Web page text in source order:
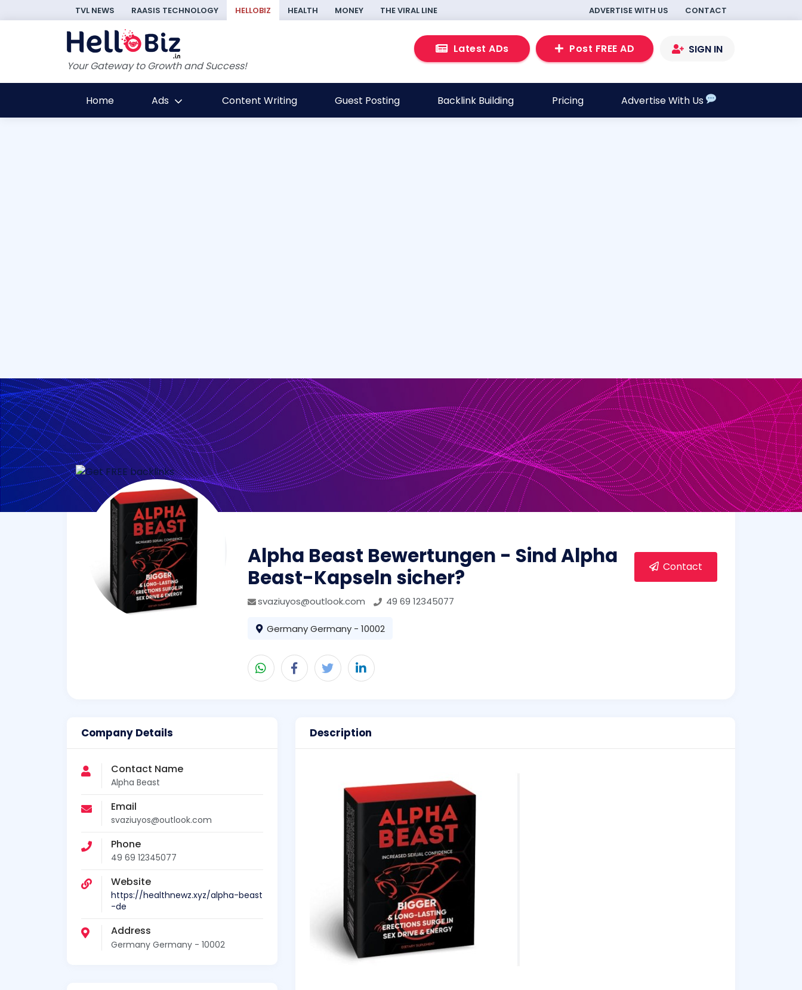
TVL NEWS RAASIS TECHNOLOGY HELLOBIZ HEALTH MONEY THE VIRAL LINE ADVERTISE WITH US CONTACT
Your Gateway to Growth and Success!
Latest ADs Post FREE AD SIGN IN
Home Ads Content Writing Guest Posting Backlink Building Pricing Advertise With Us
Alpha Beast Bewertungen - Sind Alpha
Beast-Kapseln sicher?
svaziuyos@outlook.com 49 69 12345077
Germany Germany - 10002
Contact
Company Details
Contact Name
Alpha Beast
Email
svaziuyos@outlook.com
Phone
49 69 12345077
Website
https://healthnewz.xyz/alpha-beast
-de
Address
Germany Germany - 10002
Description